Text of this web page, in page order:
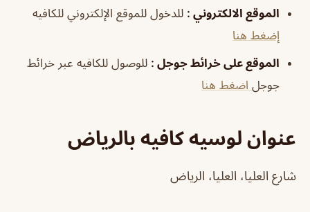
الموقع الالكتروني : للدخول للموقع الإلكتروني للكافيه
إضغط هنا
الموقع على خرائط جوجل : للوصول للكافيه عبر خرائط
جوجل اضغط هنا
عنوان لوسيه كافيه بالرياض
شارع العليا، العليا، الرياض